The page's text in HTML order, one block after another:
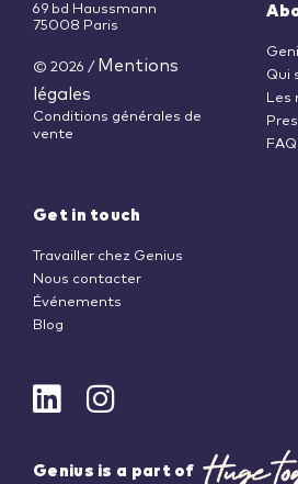
69 bd Haussmann
75008 Paris
© 2026 / Mentions
légales
Conditions générales de
vente
Qui
FAQ
Get in touch
Travailler chez Genius
Nous contacter
Événements
Blog
Genius is a part of